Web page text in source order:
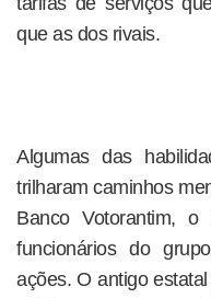
que as dos rivais.
Algumas das
trilharam caminhos
Banco Votorantim,
funcionários do
ações. O antigo